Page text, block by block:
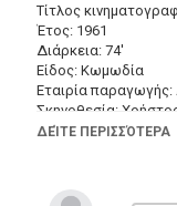
Τίτλος
Έτος: 1961
Διάρκεια: 74′
Είδος: Κωμωδία
Εταιρία παραγωγής:
Σκηνοθεσία:
Σενάριο: Γιάννης
Ηθοποιοί:
ΔΕΊΤΕ ΠΕΡΙΣΣΌΤΕΡΑ